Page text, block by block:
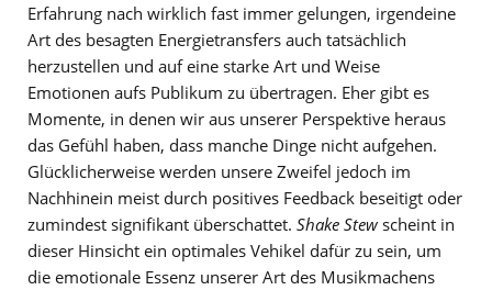
Erfahrung nach wirklich fast immer gelungen, irgendeine
Art des besagten Energietransfers auch tatsächlich
herzustellen und auf eine starke Art und Weise
Emotionen aufs Publikum zu übertragen. Eher gibt es
Momente, in denen wir aus unserer Perspektive heraus
das Gefühl haben, dass manche Dinge nicht aufgehen.
Glücklicherweise werden unsere Zweifel jedoch im
Nachhinein meist durch positives Feedback beseitigt oder
zumindest signifikant überschattet. Shake Stew scheint in
dieser Hinsicht ein optimales Vehikel dafür zu sein, um
die emotionale Essenz unserer Art des Musikmachens